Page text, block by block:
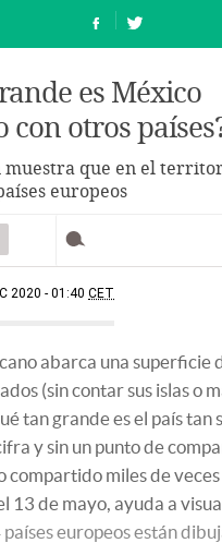
es México
con otros
muestra que en el
europeos
2020 - 01:40 CET
abarca una superficie
(sin contar sus islas o
tan grande es el país tan
y sin un punto de
compartido miles de
13 de mayo, ayuda a
europeos están